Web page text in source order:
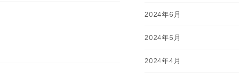
2024年6月
2024年5月
2024年4月